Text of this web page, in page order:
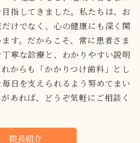
指してきました。私たちは、お
けでなく、心の健康にも深く関
す。だからこそ、常に患者さま
寧な診療と、わかりやすい説明
からも「かかりつけ歯科」とし
日を支えられるよう努めてまい
あれば、どうぞ気軽にご相談く
院長紹介